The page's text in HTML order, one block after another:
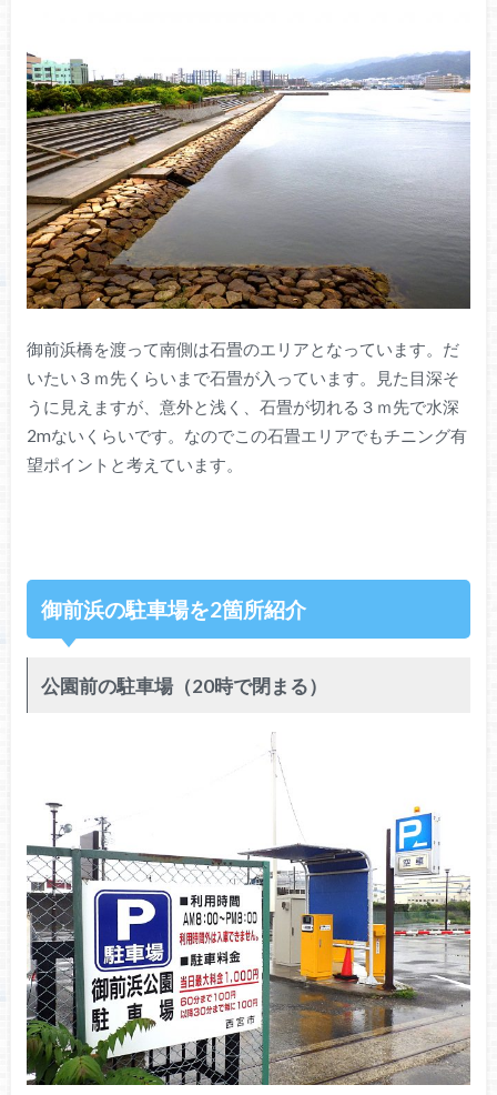
御前浜橋を渡って南側は石畳のエリアとなっています。だ
いたい３ｍ先くらいまで石畳が入っています。見た目深そ
うに見えますが、意外と浅く、石畳が切れる３ｍ先で水深
2mないくらいです。なのでこの石畳エリアでもチニング有
望ポイントと考えています。
御前浜の駐車場を2箇所紹介
公園前の駐車場（20時で閉まる）